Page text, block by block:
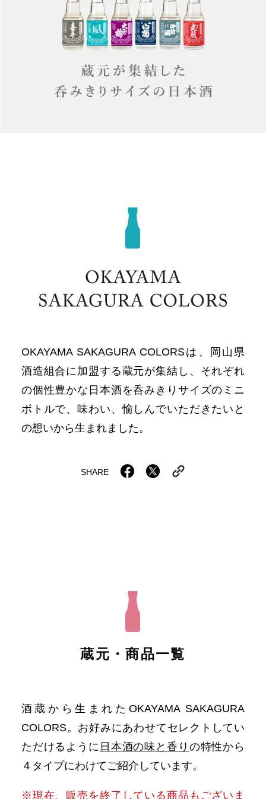
OKAYAMA SAKAGURA COLORSは、岡山県
酒造組合に加盟する蔵元が集結し、それぞれ
の個性豊かな日本酒を呑みきりサイズのミニ
ボトルで、味わい、愉しんでいただきたいと
の想いから生まれました。
SHARE
蔵元・商品一覧
酒蔵から生まれたOKAYAMA SAKAGURA
COLORS。お好みにあわせてセレクトしてい
ただけるように 日本酒の味と香り の特性から
４タイプにわけてご紹介しています。
※現在、販売を終了している商品もございま